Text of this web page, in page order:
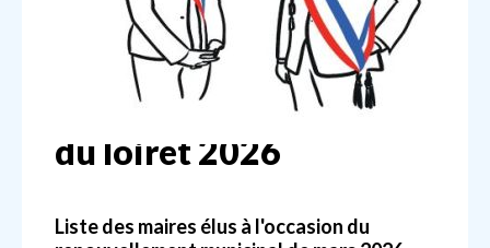
Elections Publié le 07 Avril 2026
Les nouveaux maires
du loiret 2026
Liste des maires élus à l'occasion du